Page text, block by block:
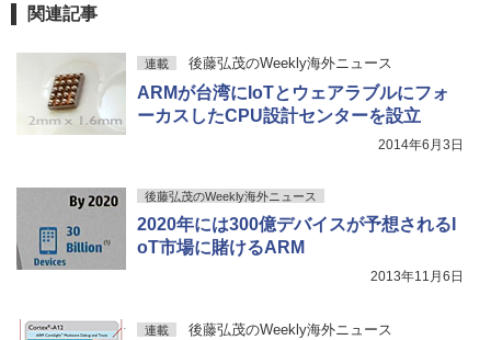
関連記事
連載 後藤弘茂のWeekly海外ニュース
ARMが台湾にIoTとウェアラブルにフォ
ーカスしたCPU設計センターを設立
2014年6月3日
後藤弘茂のWeekly海外ニュース
2020年には300億デバイスが予想されるI
oT市場に賭けるARM
2013年11月6日
連載 後藤弘茂のWeekly海外ニュース